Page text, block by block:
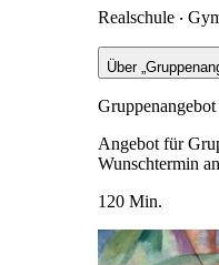
Realschule ‧
Über
Gruppenangebot
Angebot für
Wunschtermin
120 Min.